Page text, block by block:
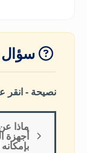
سؤال
نصيحة - انقر
ماذا
أجهزة